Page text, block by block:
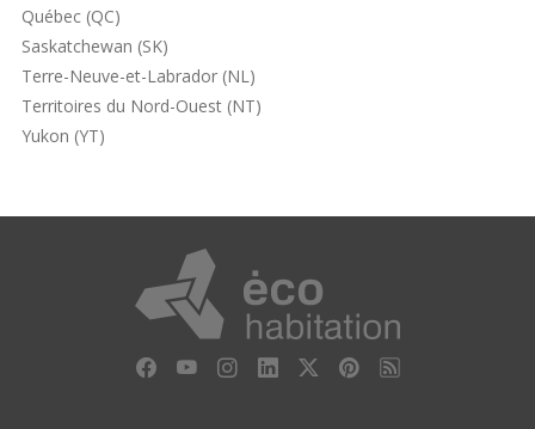
Québec (QC)
Saskatchewan (SK)
Terre-Neuve-et-Labrador (NL)
Territoires du Nord-Ouest (NT)
Yukon (YT)